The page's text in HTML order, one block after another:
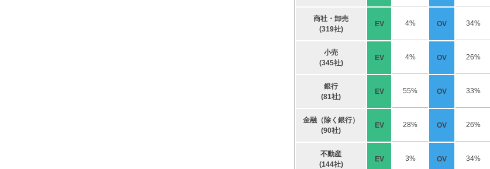
商社・卸売
(319社)
EV 4% OV 34%
小売
(345社)
EV 4% OV 26%
銀行
(81社)
EV 55% OV 33%
金融（除く銀行）
(90社)
EV 28% OV 26%
不動産
(144社)
EV 3% OV 34%